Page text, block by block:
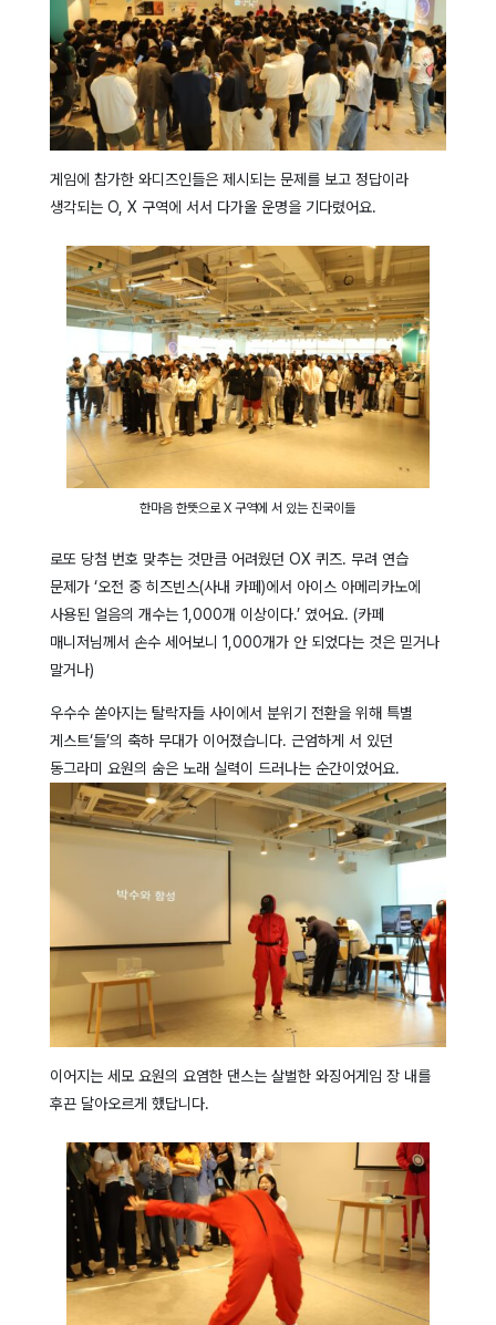
게임에 참가한 와디즈인들은 제시되는 문제를 보고 정답이라
생각되는 O, X 구역에 서서 다가올 운명을 기다렸어요.
한마음 한뜻으로 X 구역에 서 있는 진국이들
로또 당첨 번호 맞추는 것만큼 어려웠던 OX 퀴즈. 무려 연습
문제가 ‘오전 중 히즈빈스(사내 카페)에서 아이스 아메리카노에
사용된 얼음의 개수는 1,000개 이상이다.’ 였어요. (카페
매니저님께서 손수 세어보니 1,000개가 안 되었다는 것은 믿거나
말거나)
우수수 쏟아지는 탈락자들 사이에서 분위기 전환을 위해 특별
게스트‘들’의 축하 무대가 이어졌습니다. 근엄하게 서 있던
동그라미 요원의 숨은 노래 실력이 드러나는 순간이었어요.
이어지는 세모 요원의 요염한 댄스는 살벌한 와징어게임 장 내를
후끈 달아오르게 했답니다.